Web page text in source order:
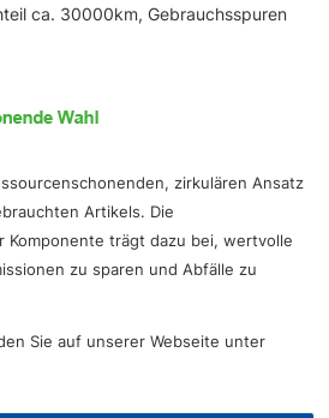
ca. 30000km, Gebrauchsspuren
zirkulären Ansatz
Artikels. Die
Komponente trägt dazu bei, wertvolle
zu sparen und Abfälle zu
Sie auf unserer Webseite unter